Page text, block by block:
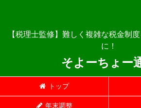
【税理士監修】難しく複雑な税金制
に！
そよーちょー
トップ
年末調整